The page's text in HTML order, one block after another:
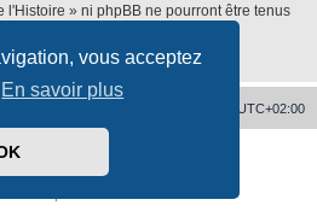
vous acceptez
En savoir plus
l'Histoire » ni phpBB ne pourront être tenus
UTC+02:00
® Forum Software © phpBB Limited
phpBB-fr.com